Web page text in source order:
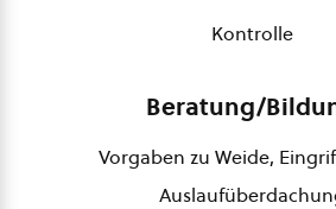
Kontrolle
Beratung/
Vorgaben zu Weide,